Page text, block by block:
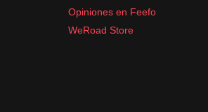
Opiniones en Feefo
WeRoad Store